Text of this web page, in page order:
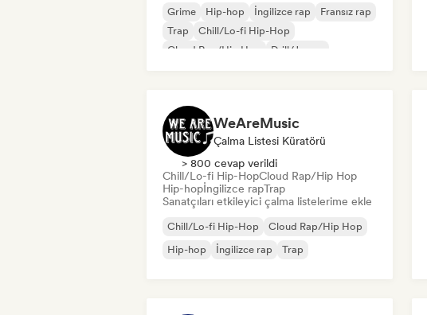
Grime Hip-hop İngilizce rap
Fransız rap
Trap
Chill/Lo-fi Hip-Hop
Cloud Rap/Hip Hop
Drill/Jersey
WeAreMusic
Çalma Listesi Küratörü
> 800 cevap verildi
Chill/Lo-fi Hip-HopCloud Rap/Hip Hop
Hip-hopİngilizce rapTrap
Sanatçıları etkileyici çalma listelerime ekle
Chill/Lo-fi Hip-Hop
Cloud Rap/Hip Hop
Hip-hop
İngilizce rap Trap